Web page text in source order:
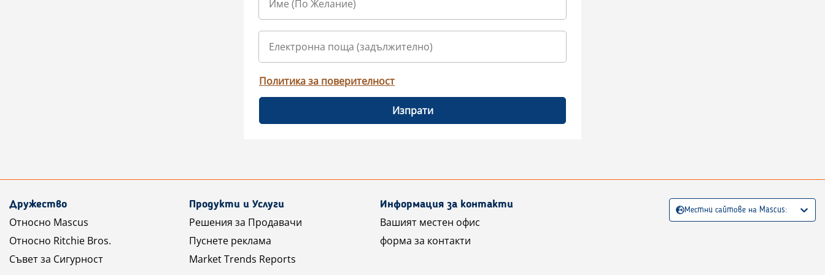
Политика за поверителност
Изпрати
Дружество
Относно Mascus
Относно Ritchie Bros.
Съвет за Сигурност
Продукти и Услуги
Решения за Продавачи
Пуснете реклама
Market Trends Reports
Информация за контакти
Вашият местен офис
форма за контакти
Местни сайтове на Mascus: